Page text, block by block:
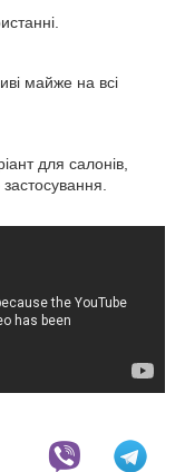
майже на всі
для салонів,